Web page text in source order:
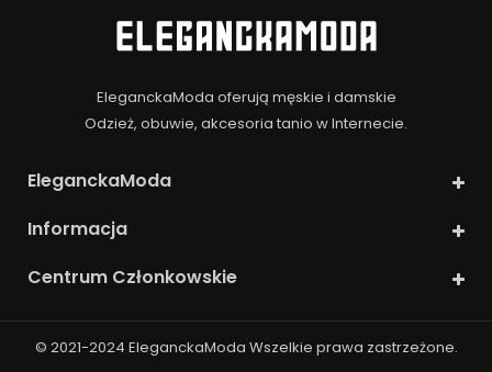
EleganckaModa oferują męskie i damskie
Odzież, obuwie, akcesoria tanio w Internecie.
EleganckaModa
Informacja
Centrum Członkowskie
© 2021-2024 EleganckaModa Wszelkie prawa zastrzeżone.